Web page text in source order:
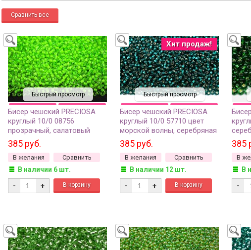
Быстрый просмотр
Бисер чешский PRECIOSA
круглый 10/0 08756
прозрачный, салатовый
неон линия внутри, 1 сорт,
50г
385 руб.
В желания Сравнить
В наличии 6 шт.
- +
Быстрый просмотр
Хит продаж!
Бисер чешский PRECIOSA
круглый 10/0 57710 цвет
морской волны, серебряная
линия внутри, квадратное
отверстие, 1 сорт, 50г
385 руб.
В желания Сравнить
В наличии 12 шт.
- +
385
В
В
-